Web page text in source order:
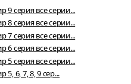
серия все серии...
серия все серии...
серия все серии...
серия все серии...
серия все серии...
6, 7, 8, 9 сер...